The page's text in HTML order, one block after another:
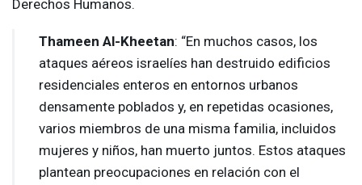
Derechos Humanos.
Thameen Al-Kheetan: “En muchos casos, los
ataques aéreos israelíes han destruido edificios
residenciales enteros en entornos urbanos
densamente poblados y, en repetidas ocasiones,
varios miembros de una misma familia, incluidos
mujeres y niños, han muerto juntos. Estos ataques
plantean preocupaciones en relación con el